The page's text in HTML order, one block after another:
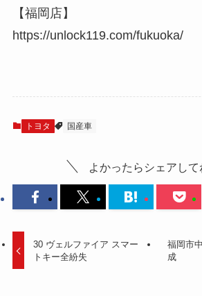
【福岡店】
https://unlock119.com/fukuoka/
トヨタ 国産車
よかったらシェアして
30 ヴェルファイア スマー
トキー全紛失
福岡市
成